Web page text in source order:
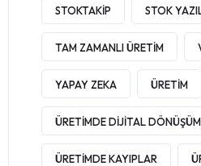
STOKTAKIP STOK
TAM ZAMANLI ÜRETIM
YAPAY ZEKA ÜRETIM
ÜRETIMDE DIJITAL DÖNÜŞÜM
ÜRETIMDE KAYIPLAR